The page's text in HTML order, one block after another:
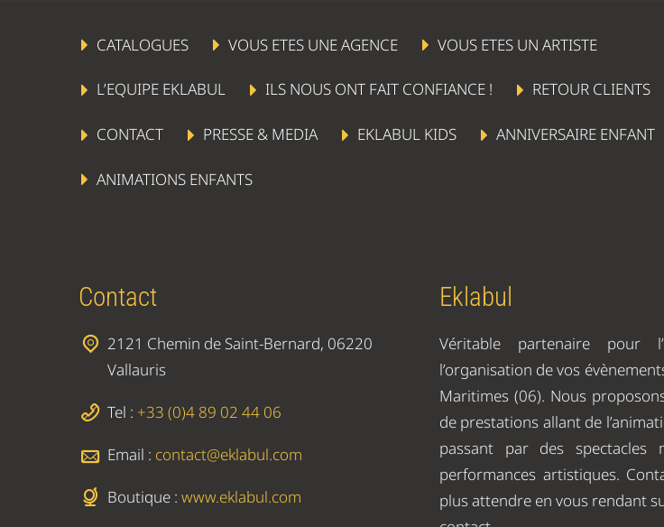
CATALOGUES VOUS ETES UNE AGENCE VOUS ETES UN ARTISTE
L’EQUIPE EKLABUL ILS NOUS ONT FAIT CONFIANCE ! RETOUR CLIENTS
CONTACT PRESSE & MEDIA EKLABUL KIDS ANNIVERSAIRE ENFANT
ANIMATIONS ENFANTS
Contact
2121 Chemin de Saint-Bernard, 06220
Vallauris
Tel : +33 (0)4 89 02 44 06
Email : contact@eklabul.com
Boutique : www.eklabul.com
Eklabul
Véritable partenaire pour
l’organisation de vos
Maritimes (06). Nous
de prestations allant de
passant par des spectacles
performances artistiques.
plus attendre en vous rendant